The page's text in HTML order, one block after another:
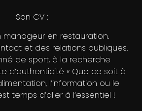
Son CV :
manageur en restauration.
et des relations publiques.
de sport, à la recherche
d’authenticité « Que ce soit à
l’information ou le
temps d’aller à l’essentiel !